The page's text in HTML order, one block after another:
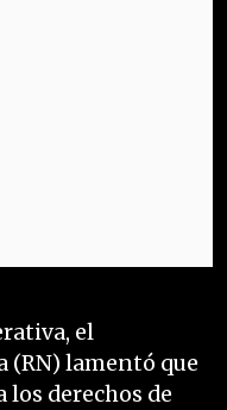
el
(RN) lamentó que
derechos de